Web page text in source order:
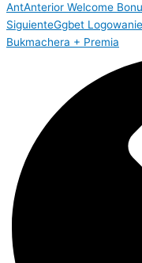
AntAnterior Welcome
SiguienteGgbet
Bukmachera + Premia